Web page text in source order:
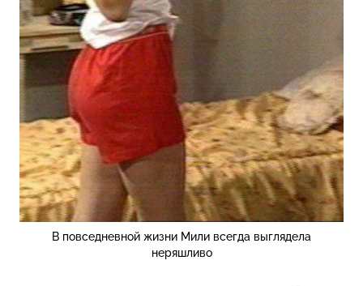
В повседневной жизни Мили всегда выглядела
неряшливо